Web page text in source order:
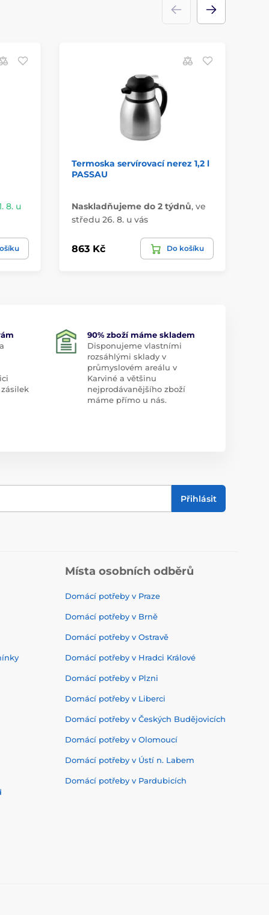
8. u
Termoska servírovací nerez 1,2 l
PASSAU
Naskladňujeme do 2 týdnů, ve
středu 26. 8. u vás
863 Kč Do košíku
90% zboží máme skladem
Disponujeme vlastními
rozsáhlými sklady v
průmyslovém areálu v
Karviné a většinu
nejprodávanějšího zboží
máme přímo u nás.
Přihlásit
Místa osobních odběrů
Domácí potřeby v Praze
Domácí potřeby v Brně
Domácí potřeby v Ostravě
Domácí potřeby v Hradci Králové
Domácí potřeby v Plzni
Domácí potřeby v Liberci
Domácí potřeby v Českých Budějovicích
Domácí potřeby v Olomoucí
Domácí potřeby v Ústí n. Labem
Domácí potřeby v Pardubicích